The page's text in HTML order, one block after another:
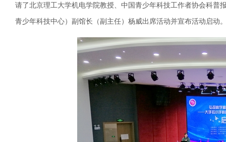
请了北京理工大学机电学院教授、中国青少年科技工作者协会科
青少年科技中心）副馆长（副主任）杨威出席活动并宣布活动启动